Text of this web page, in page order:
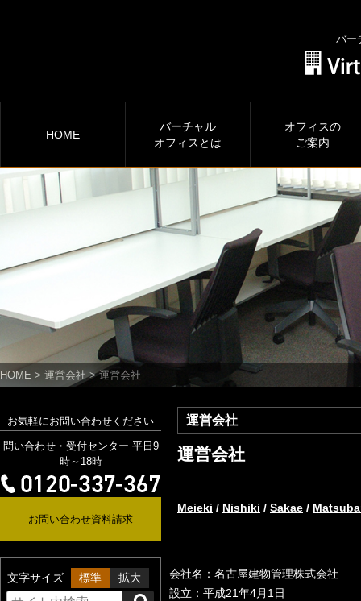
バー
HOME
バーチャル
オフィスとは
オフィスの
ご案内
HOME > 運営会社>運営会社
運営会社
運営会社
Meieki / Nishiki / Sakae /
会社名：名古屋建物管理株式会社
設立：平成21年4月1日
お気軽にお問い合わせください
問い合わせ・受付センター 平日9
時～18時
お問い合わせ資料請求
文字サイズ 標準 拡大